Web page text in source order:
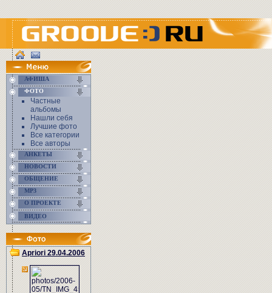
АФИША
ФОТО
Частные
альбомы
Нашли себя
Лучшие фото
Все категории
Все авторы
АНКЕТЫ
НОВОСТИ
ОБЩЕНИЕ
MP3
О ПРОЕКТЕ
ВИДЕО
Apriori 29.04.2006